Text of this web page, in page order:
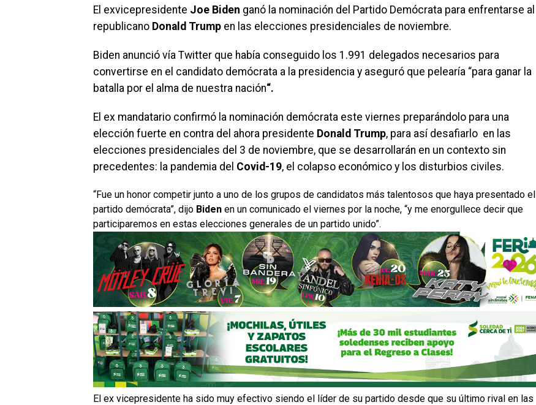
El exvicepresidente Joe Biden ganó la nominación del Partido Demócrata para enfrentarse al
republicano Donald Trump en las elecciones presidenciales de noviembre.
Biden anunció vía Twitter que había conseguido los 1.991 delegados necesarios para
convertirse en el candidato demócrata a la presidencia y aseguró que pelearía “para ganar la
batalla por el alma de nuestra nación“.
El ex mandatario confirmó la nominación demócrata este viernes preparándolo para una
elección fuerte en contra del ahora presidente Donald Trump, para así desafiarlo en las
elecciones presidenciales del 3 de noviembre, que se desarrollarán en un contexto sin
precedentes: la pandemia del Covid-19, el colapso económico y los disturbios civiles.
“Fue un honor competir junto a uno de los grupos de candidatos más talentosos que haya presentado el
partido demócrata”, dijo Biden en un comunicado el viernes por la noche, “y me enorgullece decir que
participaremos en estas elecciones generales de un partido unido”.
El ex vicepresidente ha sido muy efectivo siendo el líder de su partido desde que su último rival en las